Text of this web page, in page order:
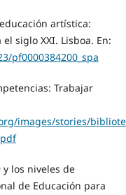
artística:
siglo XXI. Lisboa. En:
pf0000384200_spa
Trabajar
images/stories/
y los niveles de
de Educación para